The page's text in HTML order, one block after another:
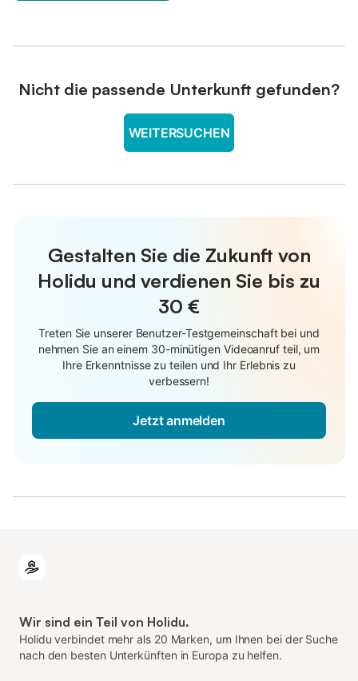
Nicht die passende Unterkunft gefunden?
WEITERSUCHEN
Gestalten Sie die Zukunft von
Holidu und verdienen Sie bis zu
30 €
Treten Sie unserer Benutzer-Testgemeinschaft bei und
nehmen Sie an einem 30-minütigen Videoanruf teil, um
Ihre Erkenntnisse zu teilen und Ihr Erlebnis zu
verbessern!
Jetzt anmelden
Wir sind ein Teil von Holidu.
Holidu verbindet mehr als 20 Marken, um Ihnen bei der Suche
nach den besten Unterkünften in Europa zu helfen.